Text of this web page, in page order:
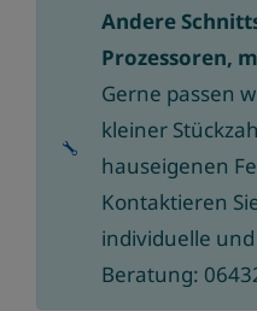
Andere
Prozessoren,
Gerne passen
kleiner
hauseigenen
Kontaktieren
individuelle
Beratung: